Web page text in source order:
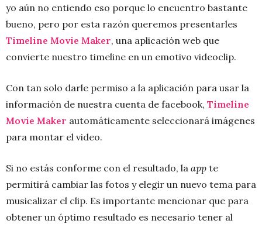
yo aún no entiendo eso porque lo encuentro bastante
bueno, pero por esta razón queremos presentarles
Timeline Movie Maker, una aplicación web que
convierte nuestro timeline en un emotivo videoclip.
Con tan solo darle permiso a la aplicación para usar la
información de nuestra cuenta de facebook, Timeline
Movie Maker automáticamente seleccionará imágenes
para montar el video.
Si no estás conforme con el resultado, la app te
permitirá cambiar las fotos y elegir un nuevo tema para
musicalizar el clip. Es importante mencionar que para
obtener un óptimo resultado es necesario tener al